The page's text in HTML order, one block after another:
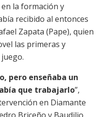
en la formación y
recibido al entonces
Zapata (Pape), quien
las primeras y
pero enseñaba un
que trabajarlo”,
en Diamante